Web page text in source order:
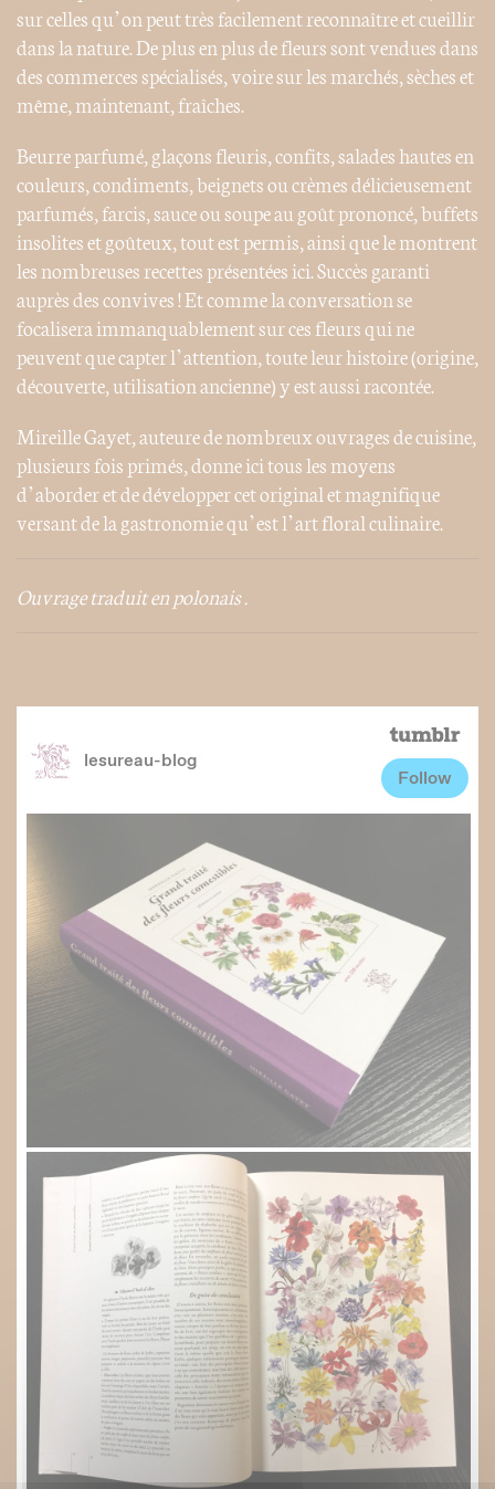
sur celles qu’on peut très facilement reconnaître et cueillir
dans la nature. De plus en plus de fleurs sont vendues dans
des commerces spécialisés, voire sur les marchés, sèches et
même, maintenant, fraîches.
Beurre parfumé, glaçons fleuris, confits, salades hautes en
couleurs, condiments, beignets ou crèmes délicieusement
parfumés, farcis, sauce ou soupe au goût prononcé, buffets
insolites et goûteux, tout est permis, ainsi que le montrent
les nombreuses recettes présentées ici. Succès garanti
auprès des convives ! Et comme la conversation se
focalisera immanquablement sur ces fleurs qui ne
peuvent que capter l’attention, toute leur histoire (origine,
découverte, utilisation ancienne) y est aussi racontée.
Mireille Gayet, auteure de nombreux ouvrages de cuisine,
plusieurs fois primés, donne ici tous les moyens
d’aborder et de développer cet original et magnifique
versant de la gastronomie qu’est l’art floral culinaire.
Ouvrage traduit en polonais .